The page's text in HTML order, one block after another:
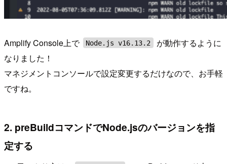
Amplify Console上で Node.js v16.13.2
が動作するように
なりました！
マネジメントコンソールで設定変更するだけなので、お手軽
ですね。
2. preBuildコマンドでNode.jsのバージョンを指
定する